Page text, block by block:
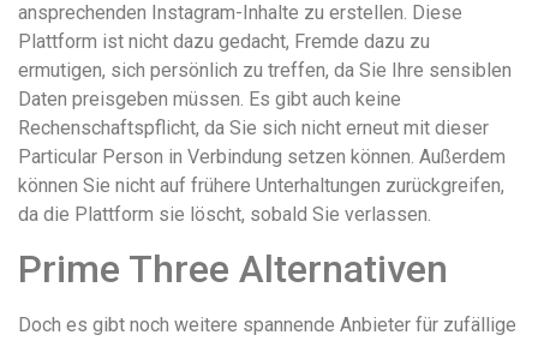
ansprechenden Instagram-Inhalte zu erstellen. Diese
Plattform ist nicht dazu gedacht, Fremde dazu zu
ermutigen, sich persönlich zu treffen, da Sie Ihre sensiblen
Daten preisgeben müssen. Es gibt auch keine
Rechenschaftspflicht, da Sie sich nicht erneut mit dieser
Particular Person in Verbindung setzen können. Außerdem
können Sie nicht auf frühere Unterhaltungen zurückgreifen,
da die Plattform sie löscht, sobald Sie verlassen.
Prime Three Alternativen
Doch es gibt noch weitere spannende Anbieter für zufällige